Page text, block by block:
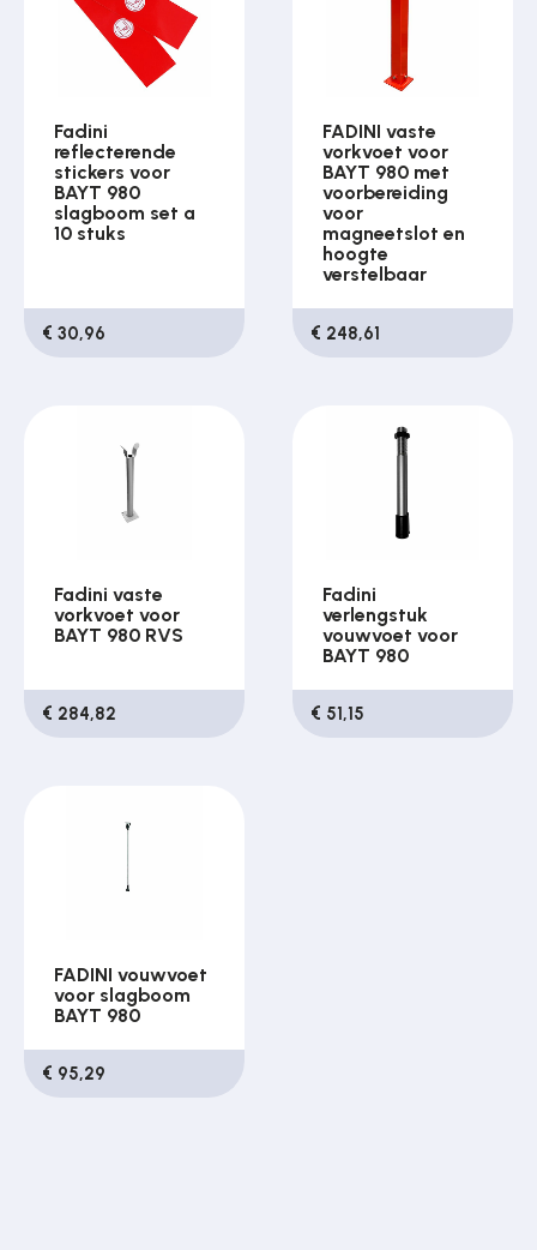
Fadini
reflecterende
stickers voor
BAYT 980
slagboom set a
10 stuks
€ 30,96
FADINI vaste
vorkvoet voor
BAYT 980 met
voorbereiding
voor
magneetslot en
hoogte
verstelbaar
€ 248,61
Fadini vaste
vorkvoet voor
BAYT 980 RVS
€ 284,82
Fadini
verlengstuk
vouwvoet voor
BAYT 980
€ 51,15
FADINI vouwvoet
voor slagboom
BAYT 980
€ 95,29